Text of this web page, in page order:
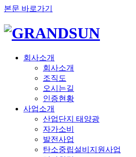
본문 바로가기
회사소개
회사소개
조직도
오시는길
인증현황
사업소개
산업단지 태양광
자가소비
발전사업
탄소중립설비지원사업